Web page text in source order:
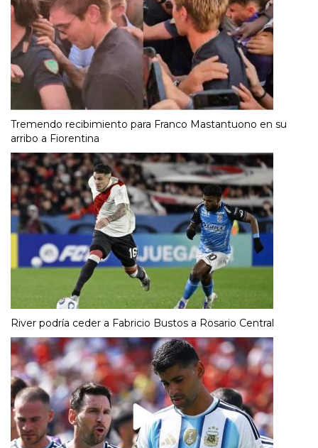
Tremendo recibimiento para Franco Mastantuono en su
arribo a Fiorentina
River podría ceder a Fabricio Bustos a Rosario Central